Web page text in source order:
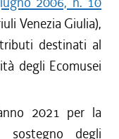
Venezia Giulia),
destinati al
degli Ecomusei
2021 per la
sostegno degli